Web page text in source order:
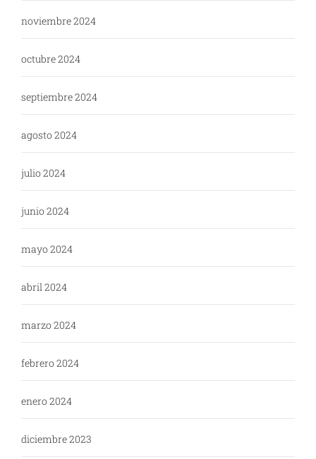
noviembre 2024
octubre 2024
septiembre 2024
agosto 2024
julio 2024
junio 2024
mayo 2024
abril 2024
marzo 2024
febrero 2024
enero 2024
diciembre 2023